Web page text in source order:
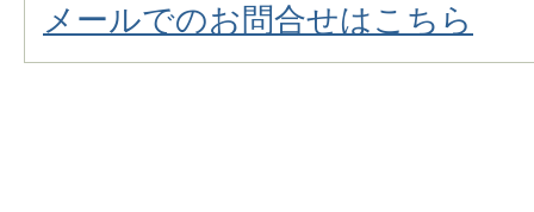
メールでのお問合せはこちら